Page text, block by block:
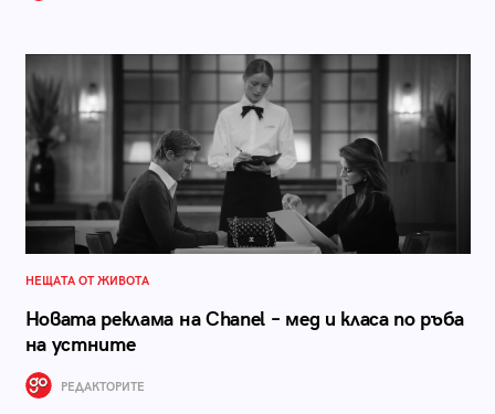
НЕЩАТА ОТ ЖИВОТА
Новата реклама на Chanel – мед и класа по ръба
на устните
РЕДАКТОРИТЕ